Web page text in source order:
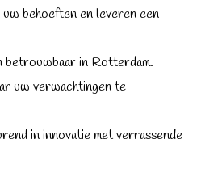
uw behoeften en leveren een
betrouwbaar in Rotterdam.
uw verwachtingen te
in innovatie met verrassende